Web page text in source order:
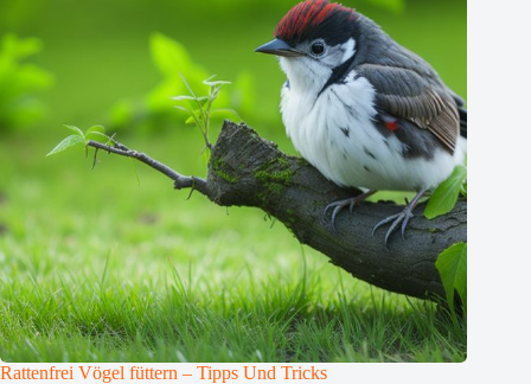
Rattenfrei Vögel füttern – Tipps Und Tricks